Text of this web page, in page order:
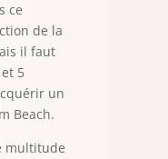
ce
de la
il faut
5
un
Beach.
multitude